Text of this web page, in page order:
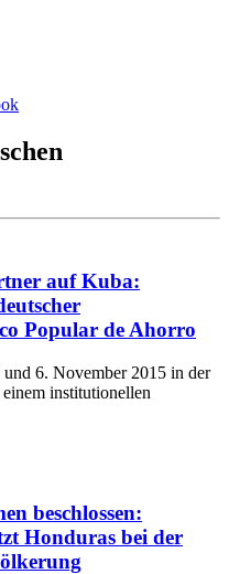
auf Kuba:
Popular de Ahorro
6. November 2015 in der
institutionellen
beschlossen:
Honduras bei der